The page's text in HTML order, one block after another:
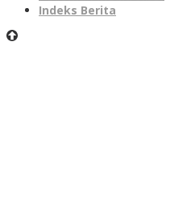
Indeks Berita